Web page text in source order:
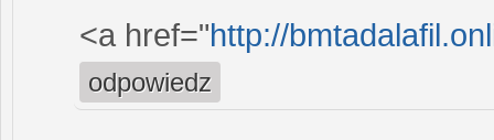
<a href="http://
odpowiedz